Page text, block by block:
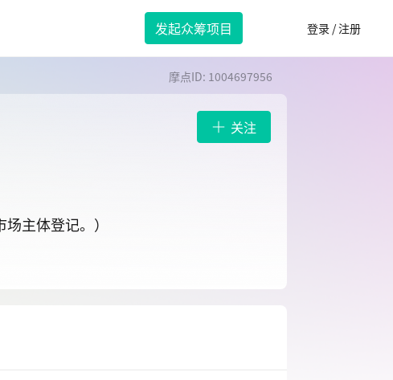
发起众筹项目 登录 / 注册
摩点ID: 1004697956
主体登记。）
关注